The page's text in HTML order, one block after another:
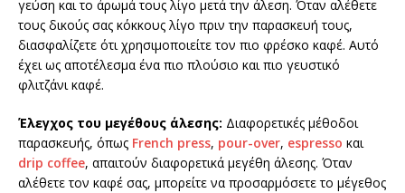
γεύση και το άρωμά τους λίγο μετά την άλεση. Όταν αλέθετε
τους δικούς σας κόκκους λίγο πριν την παρασκευή τους,
διασφαλίζετε ότι χρησιμοποιείτε τον πιο φρέσκο καφέ. Αυτό
έχει ως αποτέλεσμα ένα πιο πλούσιο και πιο γευστικό
φλιτζάνι καφέ.
Έλεγχος του μεγέθους άλεσης: Διαφορετικές μέθοδοι
παρασκευής, όπως French press, pour-over, espresso και
drip coffee, απαιτούν διαφορετικά μεγέθη άλεσης. Όταν
αλέθετε τον καφέ σας, μπορείτε να προσαρμόσετε το μέγεθος